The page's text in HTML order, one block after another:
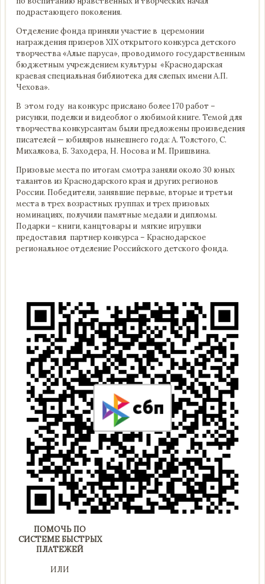
подрастающего поколения.
Отделение фонда приняли участие в церемонии
награждения призеров ХIХ открытого конкурса детского
творчества «Алые паруса», проводимого государственным
бюджетным учреждением культуры «Краснодарская
краевая специальная библиотека для слепых имени А.П.
Чехова».
В этом году на конкурс прислано более 170 работ –
рисунки, поделки и видеоблог о любимой книге. Темой для
творчества конкурсантам были предложены произведения
писателей — юбиляров нынешнего года: А. Толстого, С.
Михалкова, Б. Заходера, Н. Носова и М. Пришвина.
Призовые места по итогам смотра заняли около 30 юных
талантов из Краснодарского края и других регионов
России. Победители, занявшие первые, вторые и третьи
места в трех возрастных группах и трех призовых
номинациях, получили памятные медали и дипломы.
Подарки – книги, канцтовары и мягкие игрушки
предоставил партнер конкурса – Краснодарское
региональное отделение Российского детского фонда.
ПОМОЧЬ ПО
СИСТЕМЕ БЫСТРЫХ
ПЛАТЕЖЕЙ
ИЛИ